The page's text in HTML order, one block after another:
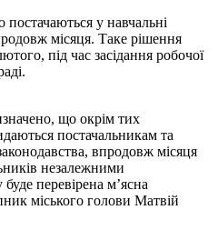
у навчальні
місяця. Таке рішення
під час засідання робочої
що окрім тих
постачальникам та
впродовж місяця
незалежними
перевірена м’ясна
міського голови Матвій